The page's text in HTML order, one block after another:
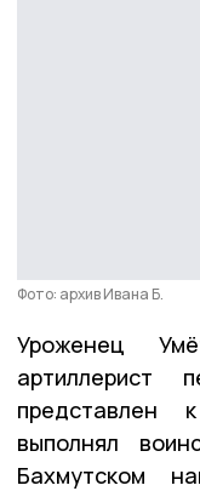
Фото: архив Ивана Б.
Уроженец
артиллерист
представлен
выполнял
Бахмутском